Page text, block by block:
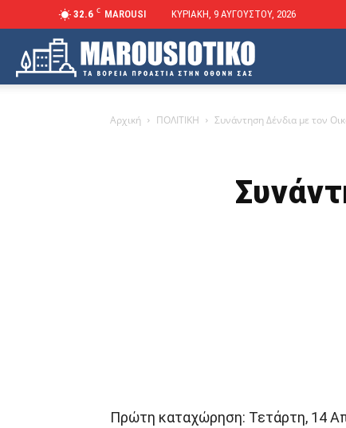
32.6 C MAROUSI ΚΥΡΙΑΚΉ, 9 ΑΥΓΟΎΣΤΟΥ, 2026
Marousiotiko
Αρχική ΠΟΛΙΤΙΚΗ Συνάντηση Δένδια με τον
Πρώτη καταχώρηση: Τετάρτη, 14